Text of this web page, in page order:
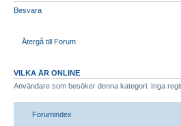
Besvara
Återgå till Forum
VILKA ÄR ONLINE
Användare som besöker denna kategori: Inga
Forumindex